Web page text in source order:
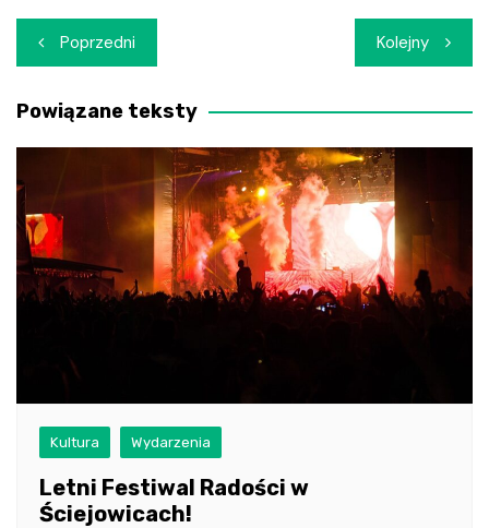
Nawigacja
wpisu
Poprzedni Kolejny
Powiązane teksty
Kultura Wydarzenia
Letni Festiwal Radości w
Ściejowicach!